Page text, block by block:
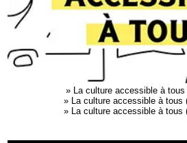
»
La culture accessible à
»
La culture accessible à tous
»
La culture accessible à tous